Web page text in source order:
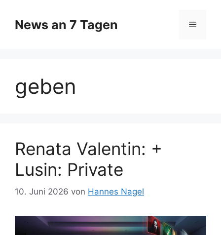
Inhalt
springen
News an 7 Tagen Menü
geben
Renata Valentin: +
Lusin: Private
10. Juni 2026 von Hannes Nagel